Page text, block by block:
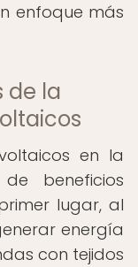
enfoque más
de la
en la
beneficios
lugar, al
energía
con tejidos